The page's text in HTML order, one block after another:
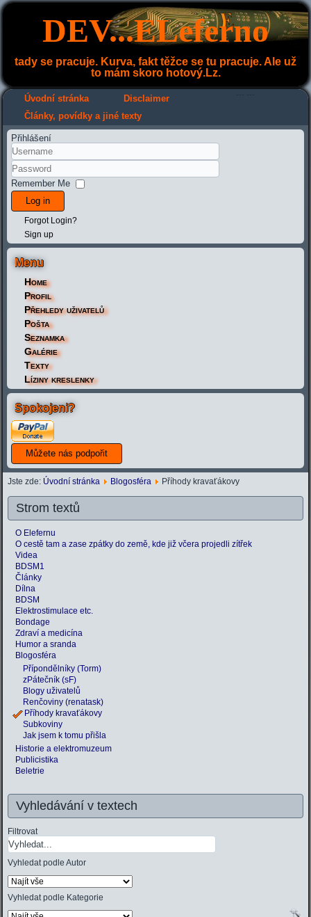
DEV...ELeferno
tady se pracuje. Kurva, fakt těžce se tu pracuje. Ale už
to mám skoro hotový.Lz.
Úvodní stránka Disclaimer
Články, povídky a jiné texty
Přihlášení
Remember Me
Log in
Forgot Login?
Sign up
Menu
Home
Profil
Přehledy uživatelů
Pošta
Seznamka
Galérie
Texty
Líziny kreslenky
Spokojeni?
Jste zde: Úvodní stránka Blogosféra Příhody kravaťákovy
Strom textů
O Elefernu
O cestě tam a zase zpátky do země, kde již včera projedli zítřek
Videa
BDSM1
Články
Dílna
BDSM
Elektrostimulace etc.
Bondage
Zdraví a medicína
Humor a sranda
Blogosféra
Přípondělníky (Torm)
zPátečník (sF)
Blogy uživatelů
Renčoviny (renatask)
Příhody kravaťákovy
Subkoviny
Jak jsem k tomu přišla
Historie a elektromuzeum
Publicistika
Beletrie
Vyhledávání v textech
Filtrovat
Vyhledat podle Autor
Vyhledat podle Kategorie